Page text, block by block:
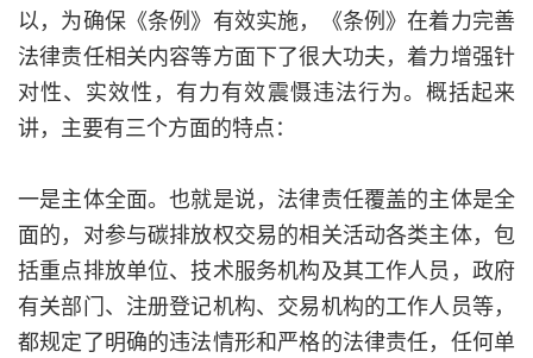
以，为确保《条例》有效实施，《条例》在着力完善
法律责任相关内容等方面下了很大功夫，着力增强针
对性、实效性，有力有效震慑违法行为。概括起来
讲，主要有三个方面的特点：
一是主体全面。也就是说，法律责任覆盖的主体是全
面的，对参与碳排放权交易的相关活动各类主体，包
括重点排放单位、技术服务机构及其工作人员，政府
有关部门、注册登记机构、交易机构的工作人员等，
都规定了明确的违法情形和严格的法律责任，任何单